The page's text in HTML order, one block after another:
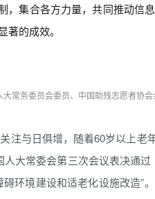
，集合各方力量，共同推动信
的成效。
大常务委员会委员、中国助残志愿者协
注与日俱增，随着60岁以上老
大常委会第三次会议表决通过
环境建设和适老化设施改造”